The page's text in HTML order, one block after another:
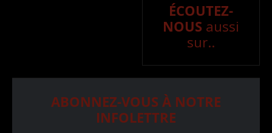
ÉCOUTEZ-
NOUS aussi
sur..
ABONNEZ-VOUS À NOTRE
INFOLETTRE